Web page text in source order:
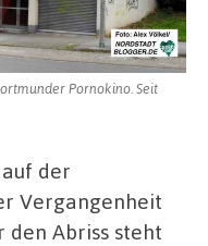
aufwerten
Pornokino. Seit
der
Vergangenheit
Abriss steht